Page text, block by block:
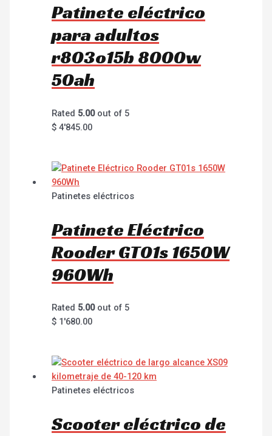
Patinete eléctrico
para adultos
r803o15b 8000w
50ah
Rated 5.00out of 5
$ 4'845.00
Patinetes eléctricos
Patinete Eléctrico
Rooder GT01s 1650W
960Wh
Rated 5.00out of 5
$ 1'680.00
Patinetes eléctricos
Scooter eléctrico de